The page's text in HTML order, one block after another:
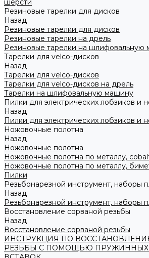
шерсти
Резиновые тарелки для дисков
Назад
Резиновые тарелки для дисков
Резиновые тарелки на дрель
Резиновые тарелки на шлифовальную
Тарелки для velco-дисков
Назад
Тарелки для velco-дисков
Тарелки для velco-дисков на дрель
Тарелки на шлифовальную машину
Пилки для электрических лобзиков и
Назад
Пилки для электрических лобзиков и
Ножовочные полотна
Назад
Ножовочные полотна
Ножовочные полотна по металлу,
Ножовочные полотна по металлу,
Пилки
Резьбонарезной инструмент, наборы
Назад
Резьбонарезной инструмент, наборы
Восстановление сорваной резьбы
Назад
Восстановление сорваной резьбы
ИНСТРУКЦИЯ ПО
РЕЗЬБЫ С ПОМОЩЬЮ